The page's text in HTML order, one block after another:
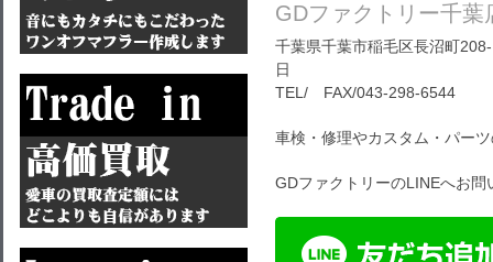
GDファクトリー千葉
千葉県千葉市稲毛区長沼町
日
TEL/ FAX/043-298-6544
車検・修理やカスタム・パー
GDファクトリーのLINEへお問